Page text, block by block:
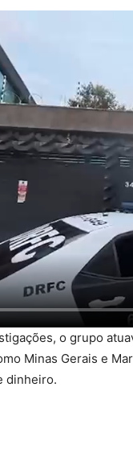
o grupo
Minas Gerais e
dinheiro.